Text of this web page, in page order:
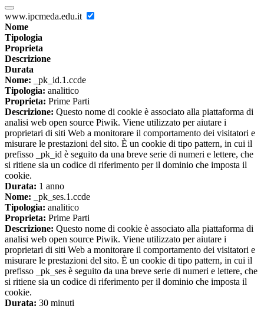
www.ipcmeda.edu.it
Nome
Tipologia
Proprieta
Descrizione
Durata
Nome: _pk_id.1.ccde
Tipologia: analitico
Proprieta: Prime Parti
Descrizione: Questo nome di cookie è associato alla piattaforma di
analisi web open source Piwik. Viene utilizzato per aiutare i
proprietari di siti Web a monitorare il comportamento dei visitatori e
misurare le prestazioni del sito. È un cookie di tipo pattern, in cui il
prefisso _pk_id è seguito da una breve serie di numeri e lettere, che
si ritiene sia un codice di riferimento per il dominio che imposta il
cookie.
Durata: 1 anno
Nome: _pk_ses.1.ccde
Tipologia: analitico
Proprieta: Prime Parti
Descrizione: Questo nome di cookie è associato alla piattaforma di
analisi web open source Piwik. Viene utilizzato per aiutare i
proprietari di siti Web a monitorare il comportamento dei visitatori e
misurare le prestazioni del sito. È un cookie di tipo pattern, in cui il
prefisso _pk_ses è seguito da una breve serie di numeri e lettere, che
si ritiene sia un codice di riferimento per il dominio che imposta il
cookie.
Durata: 30 minuti